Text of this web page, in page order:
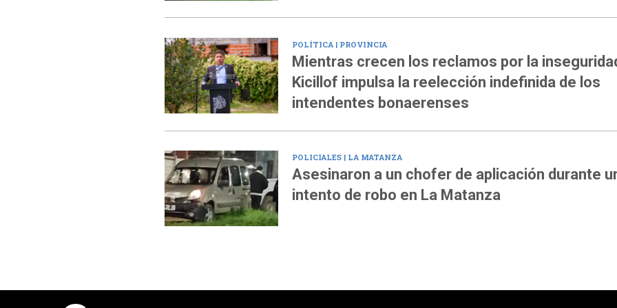
POLÍTICA | PROVINCIA
Mientras crecen los reclamos por la
Kicillof impulsa la reelección indefinida de los
intendentes bonaerenses
POLICIALES | LA MATANZA
Asesinaron a un chofer de aplicación durante
intento de robo en La Matanza